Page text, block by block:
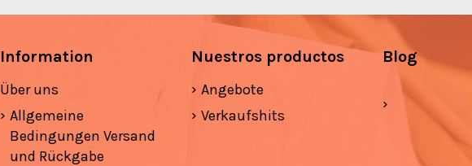
Information
Über uns
Allgemeine
Bedingungen Versand
und Rückgabe
Nuestros productos
Angebote
Verkaufshits
Blog